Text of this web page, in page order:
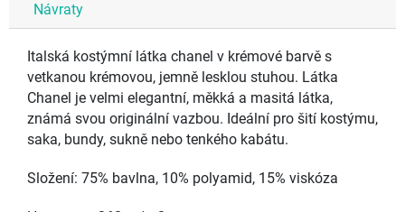
Návraty
Italská kostýmní látka chanel v krémové barvě s
vetkanou krémovou, jemně lesklou stuhou. Látka
Chanel je velmi elegantní, měkká a masitá látka,
známá svou originální vazbou. Ideální pro šití kostýmu,
saka, bundy, sukně nebo tenkého kabátu.
Složení: 75% bavlna, 10% polyamid, 15% viskóza